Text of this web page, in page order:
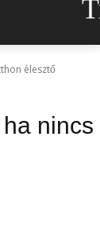
élesztő